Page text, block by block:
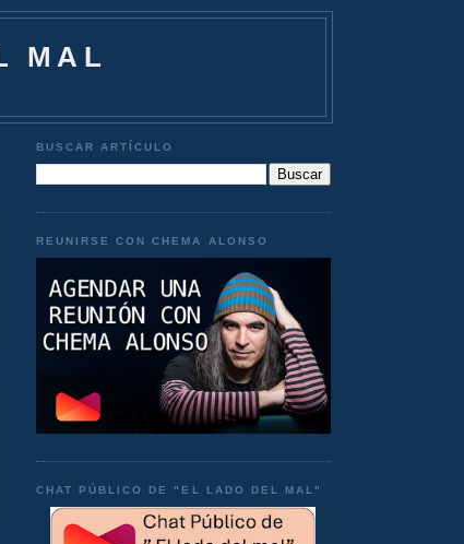
MAL
BUSCAR ARTÍCULO
REUNIRSE CON CHEMA ALONSO
CHAT PÚBLICO DE "EL LADO DEL MAL"